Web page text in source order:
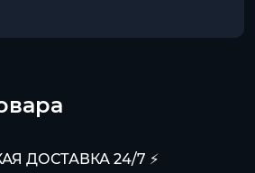
ДОСТАВКА 24/7 ⚡️